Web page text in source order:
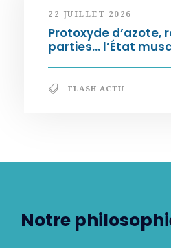
22 JUILLET 2026
Protoxyde d’azote,
parties… l’État
FLASH ACTU
Notre